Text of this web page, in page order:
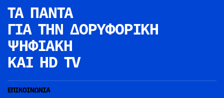
ΤΑ ΠΑΝΤΑ
ΓΙΑ ΤΗΝ ΔΟΡΥΦΟΡΙΚΗ
ΨΗΦΙΑΚΗ
ΚΑΙ HD TV
ΕΠΙΚΟΙΝΩΝΙΑ